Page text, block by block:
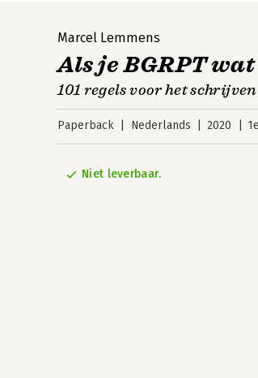
Marcel Lemmens
Als je BGRPT
101 regels voor het
Paperback Nederlands 2020
Niet leverbaar.